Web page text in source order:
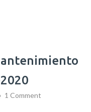
1 Comment